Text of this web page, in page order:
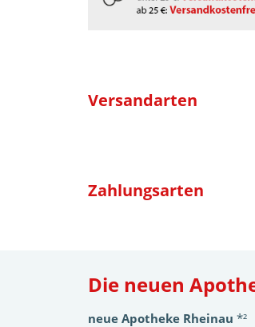
Versandarten
Zahlungsarten
Die neuen
neue Apotheke Rheinau *²